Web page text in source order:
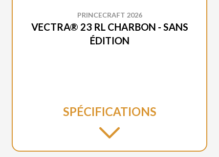
PRINCECRAFT 2026
VECTRA® 23 RL CHARBON - SANS
ÉDITION
SPÉCIFICATIONS